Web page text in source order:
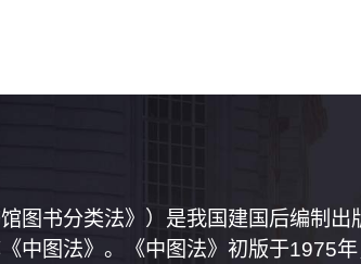
图书分类法》）是我国建国后编制
中图法》。《中图法》初版于1975